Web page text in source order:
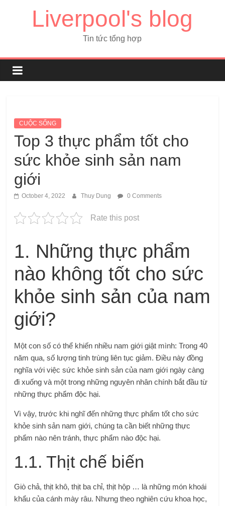
Liverpool's blog
Tin tức tổng hợp
CUỘC SỐNG
Top 3 thực phẩm tốt cho
sức khỏe sinh sản nam
giới
October 4, 2022 Thuy Dung 0 Comments
Rate this post
1. Những thực phẩm
nào không tốt cho sức
khỏe sinh sản của nam
giới?
Một con số có thể khiến nhiều nam giới giật mình: Trong 40
năm qua, số lượng tinh trùng liên tục giảm. Điều này đồng
nghĩa với việc sức khỏe sinh sản của nam giới ngày càng
đi xuống và một trong những nguyên nhân chính bắt đầu từ
những thực phẩm độc hại.
Vì vậy, trước khi nghĩ đến những thực phẩm tốt cho sức
khỏe sinh sản nam giới, chúng ta cần biết những thực
phẩm nào nên tránh, thực phẩm nào độc hại.
1.1. Thịt chế biến
Giò chả, thịt khô, thịt ba chỉ, thịt hộp … là những món khoái
khẩu của cánh mày râu. Nhưng theo nghiên cứu khoa học,